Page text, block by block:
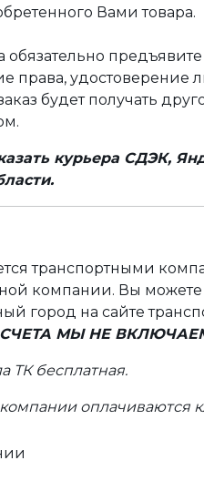
Вами товара.
обязательно
права, удостоверение
будет получать
курьера СДЭК,
транспортными
компании. Вы можете
город на сайте
МЫ НЕ
ТК бесплатная.
оплачиваются